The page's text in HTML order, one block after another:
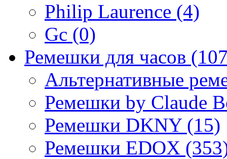
Philip Laurence (4)
Gc (0)
Ремешки для часов
Альтернативные
Ремешки by Claude
Ремешки DKNY (15)
Ремешки EDOX